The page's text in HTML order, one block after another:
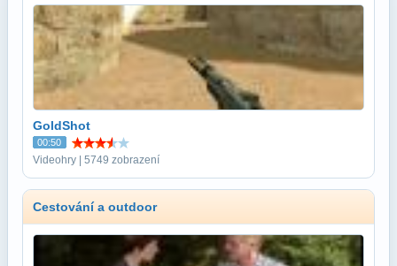
GoldShot
00:50
Videohry | 5749 zobrazení
Cestování a outdoor